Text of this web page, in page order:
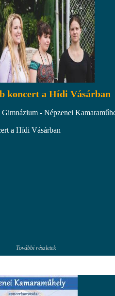
koncert a Hídi Vásárban
- Népzenei
a Hídi Vásárban
További részletek